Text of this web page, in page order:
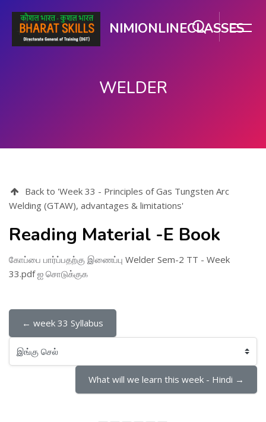
NIMIONLINECLASSES
WELDER
Back to 'Week 33 - Principles of Gas Tungsten Arc
Welding (GTAW), advantages & limitations'
Reading Material -E Book
கோப்பை பார்ப்பதற்கு இணைப்பு Welder Sem-2 TT - Week
33.pdfஐ சொடுக்குக
← week 33 Syllabus
இங்கு செல்
What will we learn this week - Hindi →